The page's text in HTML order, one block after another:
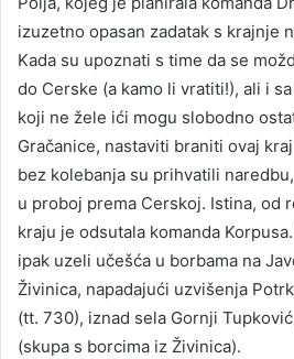
izuzetno opasan zadatak s krajnje
Kada su upoznati s time da se
do Cerske (a kamo li vratiti!), ali i
koji ne žele ići mogu slobodno
Gračanice, nastaviti braniti ovaj
bez kolebanja su prihvatili
u proboj prema Cerskoj. Istina, od
kraju je odsutala komanda
ipak uzeli učešća u borbama na
Živinica, napadajući uzvišenja
(tt. 730), iznad sela Gornji
(skupa s borcima iz Živinica).